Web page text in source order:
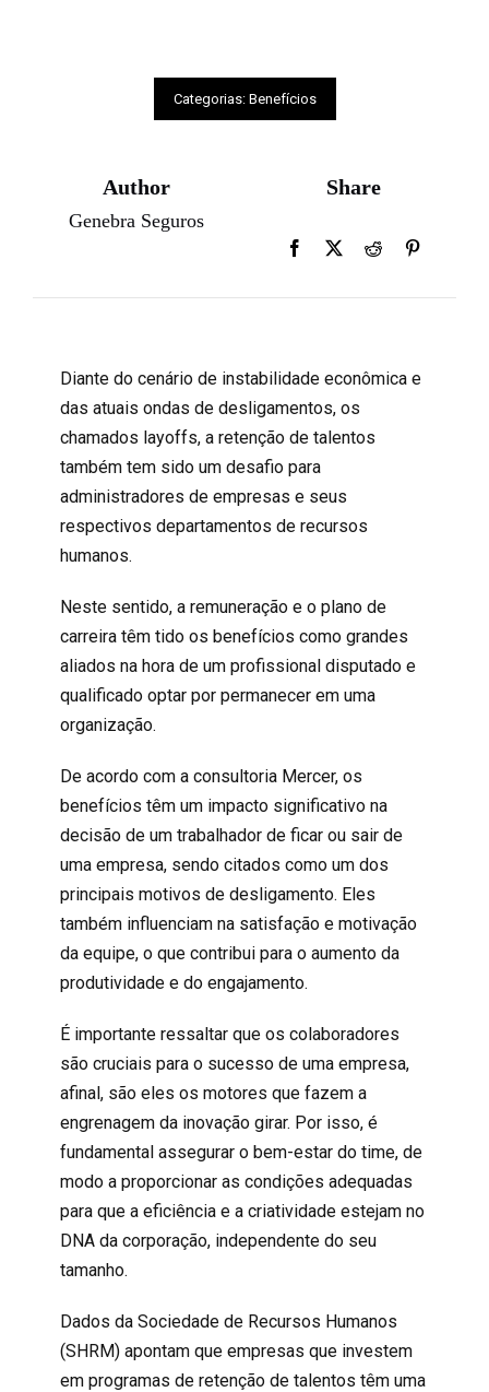
Categorias: Benefícios
Author
Genebra Seguros
Share
Diante do cenário de instabilidade econômica e
das atuais ondas de desligamentos, os
chamados layoffs, a retenção de talentos
também tem sido um desafio para
administradores de empresas e seus
respectivos departamentos de recursos
humanos.
Neste sentido, a remuneração e o plano de
carreira têm tido os benefícios como grandes
aliados na hora de um profissional disputado e
qualificado optar por permanecer em uma
organização.
De acordo com a consultoria Mercer, os
benefícios têm um impacto significativo na
decisão de um trabalhador de ficar ou sair de
uma empresa, sendo citados como um dos
principais motivos de desligamento. Eles
também influenciam na satisfação e motivação
da equipe, o que contribui para o aumento da
produtividade e do engajamento.
É importante ressaltar que os colaboradores
são cruciais para o sucesso de uma empresa,
afinal, são eles os motores que fazem a
engrenagem da inovação girar. Por isso, é
fundamental assegurar o bem-estar do time, de
modo a proporcionar as condições adequadas
para que a eficiência e a criatividade estejam no
DNA da corporação, independente do seu
tamanho.
Dados da Sociedade de Recursos Humanos
(SHRM) apontam que empresas que investem
em programas de retenção de talentos têm uma